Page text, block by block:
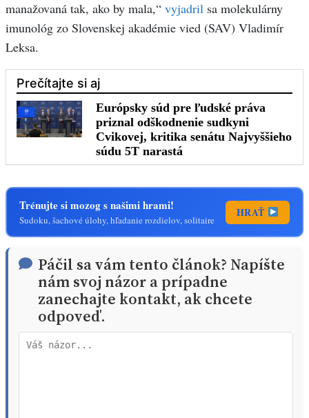
manažovaná tak, ako by mala,“ vyjadril sa molekulárny
imunológ zo Slovenskej akadémie vied (SAV) Vladimír
Leksa.
Trénujte si mozog s našimi hrami!
Sudoku, šachové úlohy, hľadanie rozdielov, solitaire
HRAŤ
Páčil sa vám tento článok? Napíšte
nám svoj názor a prípadne
zanechajte kontakt, ak chcete
odpoveď.